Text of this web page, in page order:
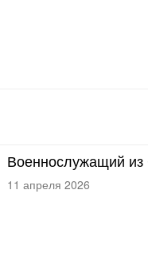
Военнослужащий из
11 апреля 2026